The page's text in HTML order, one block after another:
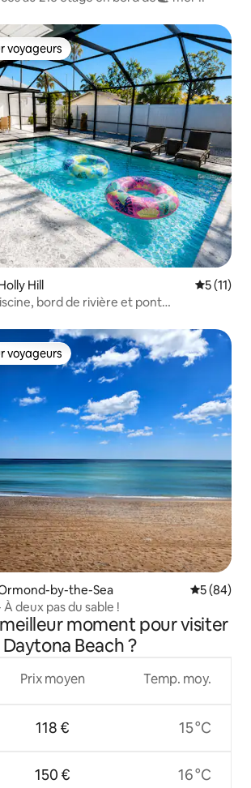
les plus appréciés
voyageurs
Hill
5 (11)
bord de rivière et pont
les plus appréciés
voyageurs
by-the-Sea
5 (84)
deux pas du sable !
moment pour visiter
Daytona Beach ?
Prix moyen
118 €
150 €
Temp. moy.
15 °C
16 °C